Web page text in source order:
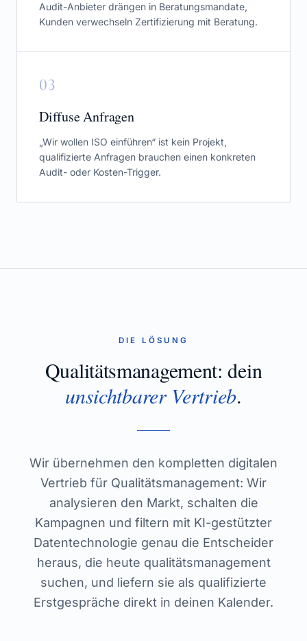
Audit-Anbieter drängen in Beratungsmandate,
Kunden verwechseln Zertifizierung mit Beratung.
03
Diffuse Anfragen
„Wir wollen ISO einführen“ ist kein Projekt,
qualifizierte Anfragen brauchen einen konkreten
Audit- oder Kosten-Trigger.
DIE LÖSUNG
Qualitätsmanagement: dein
unsichtbarer Vertrieb.
Wir übernehmen den kompletten digitalen
Vertrieb für Qualitätsmanagement: Wir
analysieren den Markt, schalten die
Kampagnen und filtern mit KI-gestützter
Datentechnologie genau die Entscheider
heraus, die heute qualitätsmanagement
suchen, und liefern sie als qualifizierte
Erstgespräche direkt in deinen Kalender.